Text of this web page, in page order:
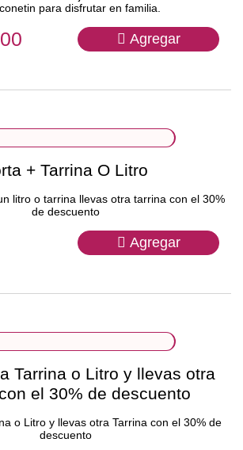
para disfrutar en familia.
Agregar
+ Tarrina O Litro
litro o tarrina llevas otra tarrina con el 30%
de descuento
Agregar
Tarrina o Litro y llevas otra
el 30% de descuento
o Litro y llevas otra Tarrina con el 30% de
descuento